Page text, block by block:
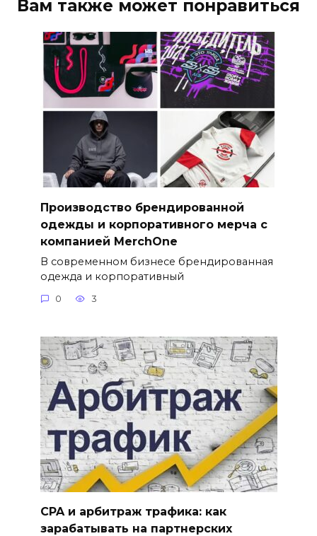
Вам также может понравиться
Производство брендированной
одежды и корпоративного мерча с
компанией MerchOne
В современном бизнесе брендированная
одежда и корпоративный
0 3
CPA и арбитраж трафика: как
зарабатывать на партнерских